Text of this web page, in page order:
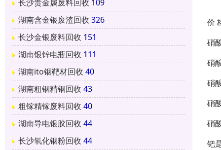
长沙贵金属废料回收 109
湖南含金银废渣回收 326
长沙金银废料回收 151
湖南银锌电瓶回收 111
湖南ito铟靶材回收 40
湖南粗铟精铟回收 43
粗镓精镓废料回收 40
湖南导电银胶回收 44
长沙氧化铟粉回收 44
价
硝
硝
硝
硝
硝
钯